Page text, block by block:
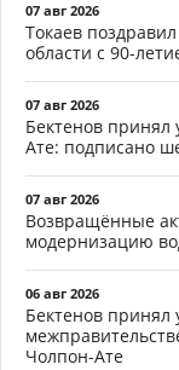
07 авг 2026
Токаев
области с 90-
07 авг 2026
Бектенов
Ате: подписано
07 авг 2026
Возвращённые
модернизацию
06 авг 2026
Бектенов принял
Чолпон-Ате